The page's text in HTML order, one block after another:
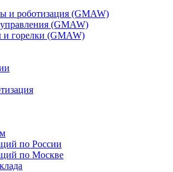
и роботизация (GMAW)
(GMAW)
горелки (GMAW)
по России
по Москве